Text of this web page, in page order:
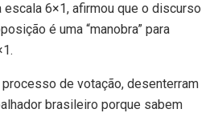
6×1, afirmou que o discurso
é uma “manobra” para
processo de votação, desenterram
brasileiro porque sabem